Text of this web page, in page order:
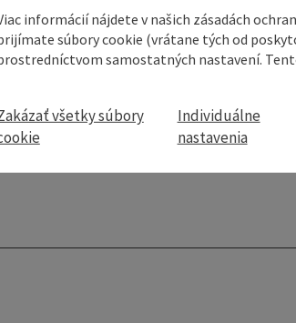
informácií nájdete v našich zásadách
súbory cookie (vrátane tých od
samostatných nastavení.
všetky súbory
Individuálne
nastavenia